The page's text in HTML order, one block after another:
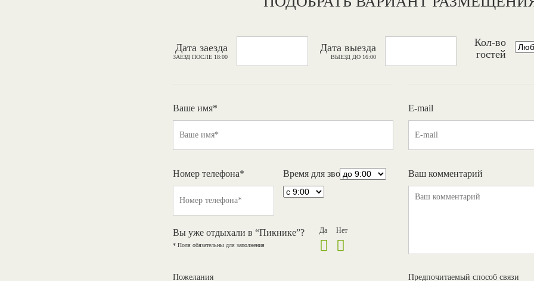
Дата заезда
ЗАЕЗД ПОСЛЕ 18:00
Дата выезда
ВЫЕЗД ДО 16:00
Кол-во
гостей
Ваше имя* E-mail
Номер телефона* Время для звонка Ваш комментарий
Вы уже отдыхали в “Пикнике”?
* Поля обязательны для заполнения
Да Нет
Пожелания Предпочитаемый способ связи